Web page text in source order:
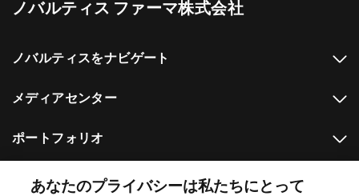
ノバルティス ファーマ株式会社
ノバルティスをナビゲート
メディアセンター
ポートフォリオ
その他のノバルティスのウェブサイト
あなたのプライバシーは私たちにとって